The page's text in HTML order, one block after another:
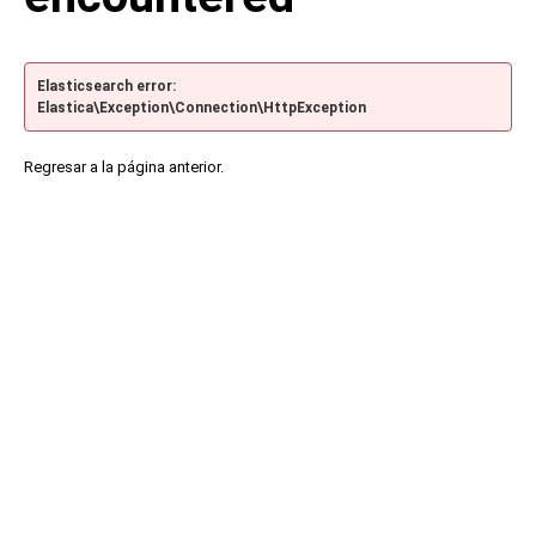
Elasticsearch error:
Elastica\Exception\Connection\HttpException
Regresar a la página anterior.